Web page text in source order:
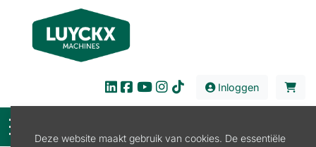
Inloggen
Deze website maakt gebruik van cookies. De essentiële